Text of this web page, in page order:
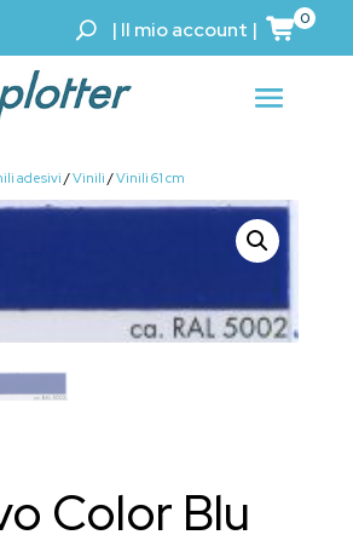
| Il mio account | 0
adesivi /Vinili /Vinili 61 cm
Color Blu